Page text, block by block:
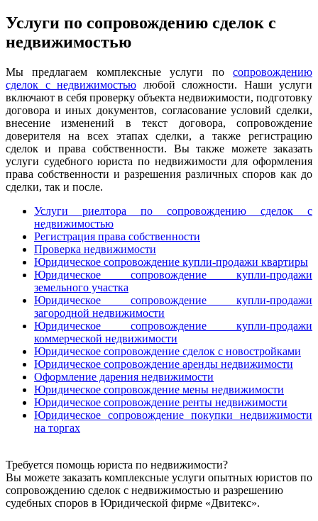
Услуги по сопровождению сделок с
недвижимостью
Мы предлагаем комплексные услуги по сопровождению
сделок с недвижимостью любой сложности. Наши услуги
включают в себя проверку объекта недвижимости, подготовку
договора и иных документов, согласование условий сделки,
внесение изменений в текст договора, сопровождение
доверителя на всех этапах сделки, а также регистрацию
сделок и права собственности. Вы также можете заказать
услуги судебного юриста по недвижимости для оформления
права собственности и разрешения различных споров как до
сделки, так и после.
Услуги риелтора по сопровождению сделок с
недвижимостью
Регистрация права собственности
Проверка недвижимости
Юридическое сопровождение купли-продажи квартиры
Юридическое сопровождение купли-продажи
земельного участка
Юридическое сопровождение купли-продажи
загородной недвижимости
Юридическое сопровождение купли-продажи
коммерческой недвижимости
Юридическое сопровождение сделок с новостройками
Юридическое сопровождение аренды недвижимости
Оформление дарения недвижимости
Юридическое сопровождение мены недвижимости
Юридическое сопровождение ренты недвижимости
Юридическое сопровождение покупки недвижимости
на торгах
Требуется помощь юриста по недвижимости?
Вы можете заказать комплексные услуги опытных юристов по
сопровождению сделок с недвижимостью и разрешению
судебных споров в Юридической фирме «Двитекс».